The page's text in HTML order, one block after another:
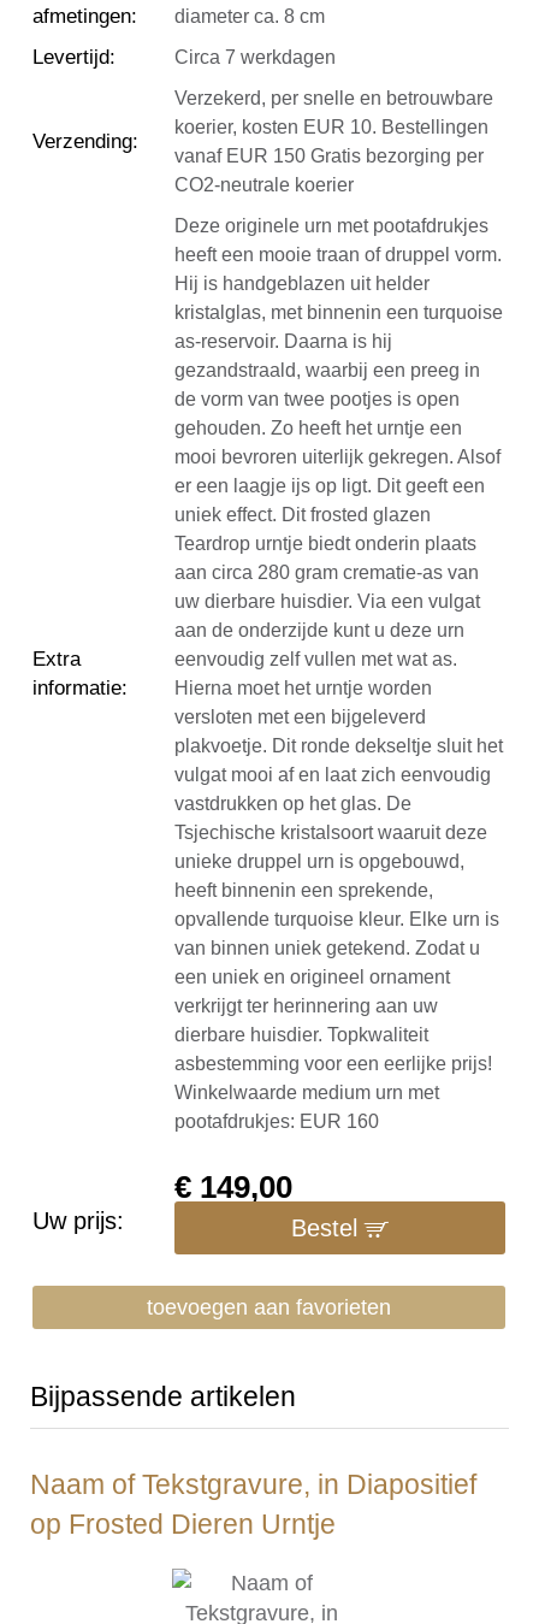
afmetingen:
diameter ca. 8 cm
Levertijd: Circa 7 werkdagen
Verzending:
Verzekerd, per snelle en betrouwbare
koerier, kosten EUR 10. Bestellingen
vanaf EUR 150 Gratis bezorging per
CO2-neutrale koerier
Extra
informatie:
Deze originele urn met pootafdrukjes
heeft een mooie traan of druppel vorm.
Hij is handgeblazen uit helder
kristalglas, met binnenin een turquoise
as-reservoir. Daarna is hij
gezandstraald, waarbij een preeg in
de vorm van twee pootjes is open
gehouden. Zo heeft het urntje een
mooi bevroren uiterlijk gekregen. Alsof
er een laagje ijs op ligt. Dit geeft een
uniek effect. Dit frosted glazen
Teardrop urntje biedt onderin plaats
aan circa 280 gram crematie-as van
uw dierbare huisdier. Via een vulgat
aan de onderzijde kunt u deze urn
eenvoudig zelf vullen met wat as.
Hierna moet het urntje worden
versloten met een bijgeleverd
plakvoetje. Dit ronde dekseltje sluit het
vulgat mooi af en laat zich eenvoudig
vastdrukken op het glas. De
Tsjechische kristalsoort waaruit deze
unieke druppel urn is opgebouwd,
heeft binnenin een sprekende,
opvallende turquoise kleur. Elke urn is
van binnen uniek getekend. Zodat u
een uniek en origineel ornament
verkrijgt ter herinnering aan uw
dierbare huisdier. Topkwaliteit
asbestemming voor een eerlijke prijs!
Winkelwaarde medium urn met
pootafdrukjes: EUR 160
Uw prijs:
€ 149,00
Bestel
toevoegen aan favorieten
Bijpassende artikelen
Naam of Tekstgravure, in Diapositief
op Frosted Dieren Urntje